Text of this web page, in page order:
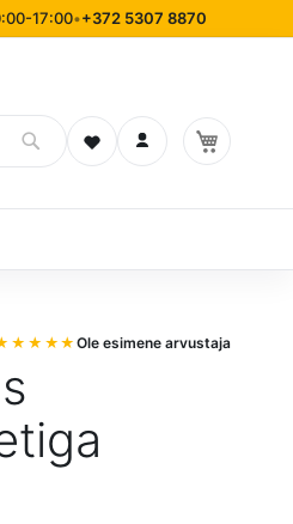
17:00•+372 5307 8870
Soovinimekiri
Logi sisse
Ole esimene arvustaja